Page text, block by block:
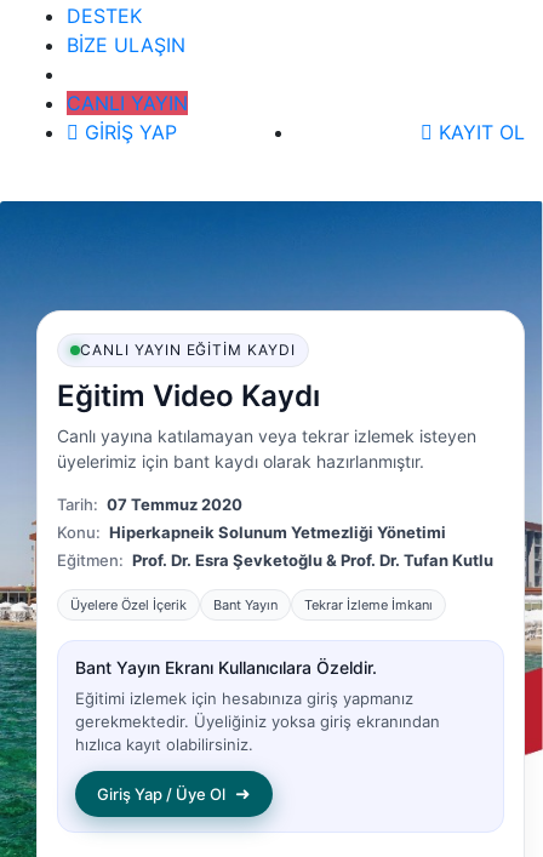
DESTEK
BİZE ULAŞIN
CANLI YAYIN
GİRİŞ YAP
KAYIT OL
CANLI YAYIN EĞITIM KAYDI
Eğitim Video Kaydı
Canlı yayına katılamayan veya tekrar izlemek isteyen
üyelerimiz için bant kaydı olarak hazırlanmıştır.
Tarih: 07 Temmuz 2020
Konu: Hiperkapneik Solunum Yetmezliği Yönetimi
Eğitmen: Prof. Dr. Esra Şevketoğlu & Prof. Dr. Tufan Kutlu
Üyelere Özel İçerik Bant Yayın Tekrar İzleme İmkanı
Bant Yayın Ekranı Kullanıcılara Özeldir.
Eğitimi izlemek için hesabınıza giriş yapmanız
gerekmektedir. Üyeliğiniz yoksa giriş ekranından
hızlıca kayıt olabilirsiniz.
Giriş Yap / Üye Ol ➜